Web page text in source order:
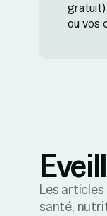
gratuit)
ou vos
Les
santé,